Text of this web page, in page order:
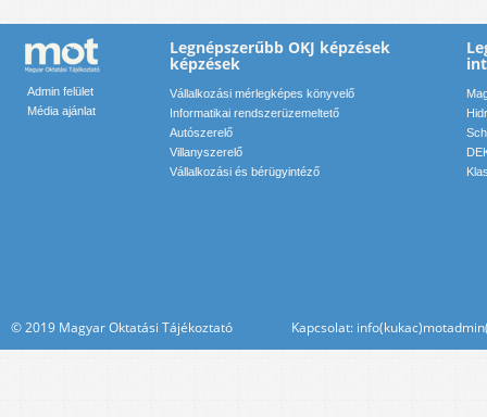
Admin felület
Média ajánlat
Legnépszerűbb OKJ képzések
képzések
Vállalkozási mérlegképes könyvelő
Informatikai rendszerüzemeltető
Autószerelő
Villanyszerelő
Vállalkozási és bérügyintéző
© 2019 Magyar Oktatási Tájékoztató Kapcsolat: